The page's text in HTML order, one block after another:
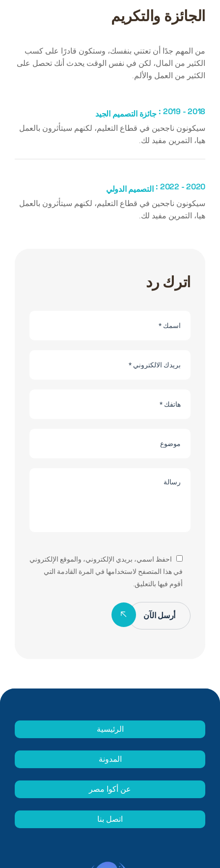
الجائزة والتكريم
من المهم جدًا أن تعتني بنفسك، وستكون قادرًا على كسب
الكثير من المال، لكن في نفس الوقت يحدث أنك تحصل على
الكثير من العمل والألم.
2018 - 2019 : جائزة التصميم الجيد
سيكونون ناجحين في قطاع التعليم، لكنهم سيتأثرون بالعمل
هيا، التمرين مفيد لك.
2020 - 2022 : التصميم الدولي
سيكونون ناجحين في قطاع التعليم، لكنهم سيتأثرون بالعمل
هيا، التمرين مفيد لك.
اترك رد
احفظ اسمي، بريدي الإلكتروني، والموقع الإلكتروني
في هذا المتصفح لاستخدامها في المرة القادمة التي
أقوم فيها بالتعليق.
أرسل الآن
الرئيسية
المدونة
عن أكوا مصر
اتصل بنا